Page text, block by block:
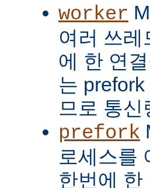
worker
여러 쓰
에 한 연
는
므로 통신
prefork
로세스를
한번에 한